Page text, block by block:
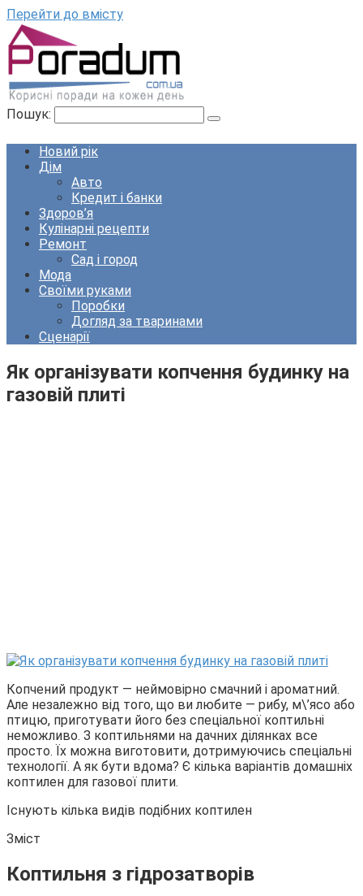
Перейти до вмісту
Пошук:
Новий рік
Дім
Авто
Кредит і банки
Здоров’я
Кулінарні рецепти
Ремонт
Сад і город
Мода
Своїми руками
Поробки
Догляд за тваринами
Сценарії
Як організувати копчення будинку на
газовій плиті
Копчений продукт — неймовірно смачний і ароматний.
Але незалежно від того, що ви любите — рибу, м\’ясо або
птицю, приготувати його без спеціальної коптильні
неможливо. З коптильнями на дачних ділянках все
просто. Їх можна виготовити, дотримуючись спеціальні
технології. А як бути вдома? Є кілька варіантів домашніх
коптилен для газової плити.
Існують кілька видів подібних коптилен
Зміст
Коптильня з гідрозатворів